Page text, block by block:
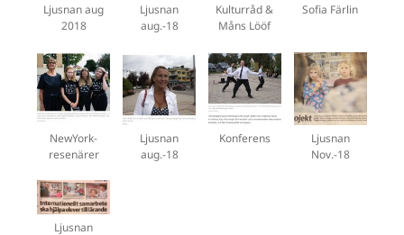
Ljusnan aug
2018
Ljusnan
aug.-18
Kulturråd &
Måns Lööf
Sofia Färlin
NewYork-
resenärer
Ljusnan
aug.-18
Konferens
Ljusnan
Nov.-18
Ljusnan